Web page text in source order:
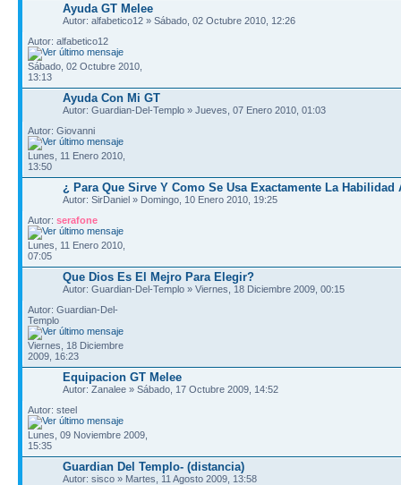
Ayuda GT Melee
Autor: alfabetico12 » Sábado, 02 Octubre 2010, 12:26
Autor: alfabetico12
Sábado, 02 Octubre 2010,
13:13
Ayuda Con Mi GT
Autor: Guardian-Del-Templo » Jueves, 07 Enero 2010, 01:03
Autor: Giovanni
Lunes, 11 Enero 2010,
13:50
¿ Para Que Sirve Y Como Se Usa Exactamente La
Autor: SirDaniel » Domingo, 10 Enero 2010, 19:25
Autor: serafone
Lunes, 11 Enero 2010,
07:05
Que Dios Es El Mejro Para Elegir?
Autor: Guardian-Del-Templo » Viernes, 18 Diciembre 2009, 00:15
Autor: Guardian-Del-
Templo
Viernes, 18 Diciembre
2009, 16:23
Equipacion GT Melee
Autor: Zanalee » Sábado, 17 Octubre 2009, 14:52
Autor: steel
Lunes, 09 Noviembre 2009,
15:35
Guardian Del Templo- (distancia)
Autor: sisco » Martes, 11 Agosto 2009, 13:58